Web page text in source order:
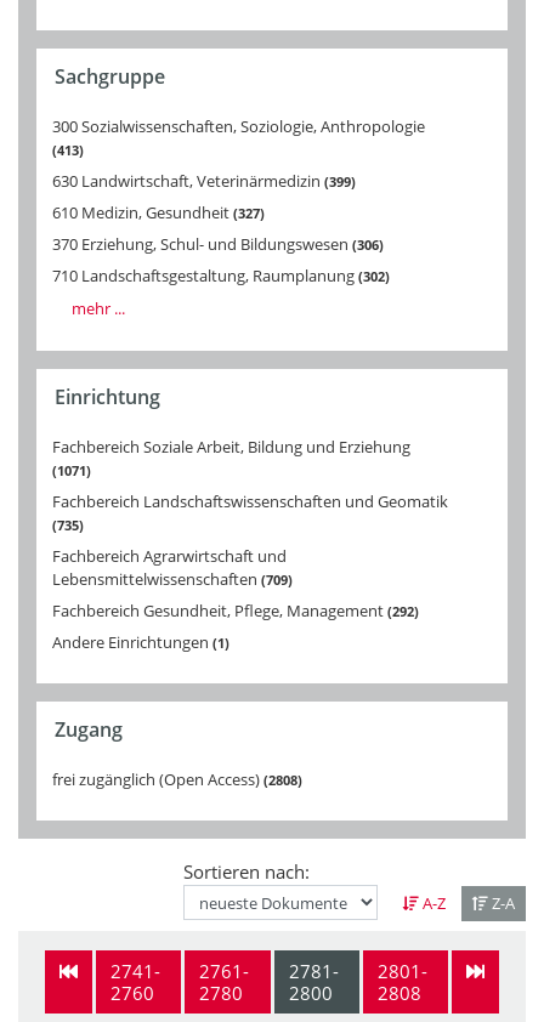
Sachgruppe
300 Sozialwissenschaften, Soziologie, Anthropologie
413
630 Landwirtschaft, Veterinärmedizin 399
610 Medizin, Gesundheit 327
370 Erziehung, Schul- und Bildungswesen 306
710 Landschaftsgestaltung, Raumplanung 302
mehr ...
Einrichtung
Fachbereich Soziale Arbeit, Bildung und Erziehung
1071
Fachbereich Landschaftswissenschaften und Geomatik
735
Fachbereich Agrarwirtschaft und
Lebensmittelwissenschaften 709
Fachbereich Gesundheit, Pflege, Management 292
Andere Einrichtungen 1
Zugang
frei zugänglich (Open Access) 2808
Sortieren nach:
A-Z Z-A
2741-
2760
2761-
2780
2781-
2800
2801-
2808